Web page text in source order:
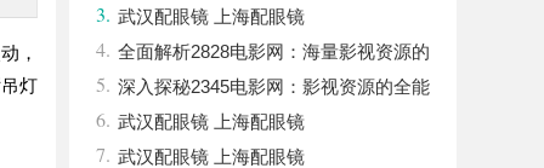
，
灯
女生的气质加分项
购民生参考指南
3. 武汉配眼镜 上海配眼镜
4. 全面解析2828电影网：海量影视资源的
优质观看平台
5. 深入探秘2345电影网：影视资源的全能
平台解析
6. 武汉配眼镜 上海配眼镜
7. 武汉配眼镜 上海配眼镜